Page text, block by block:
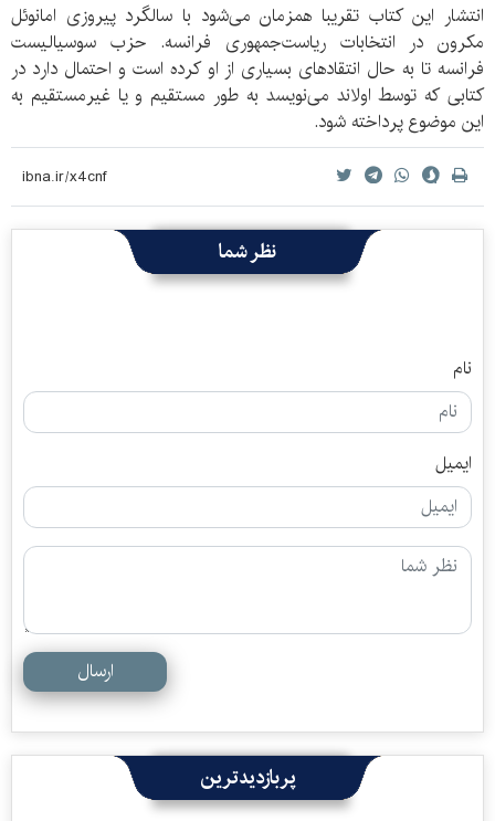
انتشار این کتاب تقریبا همزمان می‌شود با سالگرد پیروزی امانوئل
مکرون در انتخابات ریاست‌جمهوری فرانسه. حزب سوسیالیست
فرانسه تا به حال انتقادهای بسیاری از او کرده است و احتمال دارد در
کتابی که توسط اولاند می‌نویسد به طور مستقیم و یا غیرمستقیم به
این موضوع پرداخته شود.
نظر شما
نام
ایمیل
ارسال
پربازدیدترین